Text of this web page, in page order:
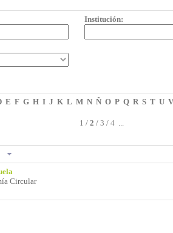
Institución:
E F G H I J K L M N Ñ O P Q R S T U V
1 / 2 / 3 / 4 ...
Circular